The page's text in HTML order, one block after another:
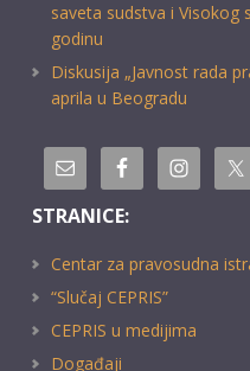
saveta sudstva i Visokog
godinu
Diskusija „Javnost rada
aprila u Beogradu
STRANICE:
Centar za pravosudna
“Slučaj CEPRIS”
CEPRIS u medijima
Događaji